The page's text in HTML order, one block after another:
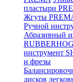
пластыри
Жгуты
Ручной
Абразивный
инструмент
и фрезы
дисков